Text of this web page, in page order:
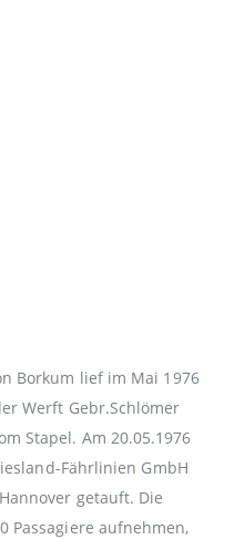
Borkum lief im Mai 1976
Werft Gebr.Schlömer
Stapel. Am 20.05.1976
Fährlinien GmbH
getauft. Die
Passagiere aufnehmen,